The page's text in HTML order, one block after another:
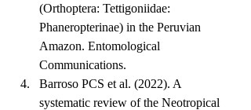
(Orthoptera: Tettigoniidae:
Phaneropterinae) in the Peruvian
Amazon. Entomological
Communications.
Barroso PCS et al. (2022). A
systematic review of the Neotropical